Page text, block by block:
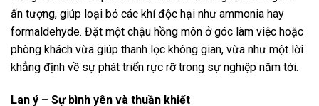
ấn tượng, giúp loại bỏ các khí độc hại như ammonia hay
formaldehyde. Đặt một chậu hồng môn ở góc làm việc hoặc
phòng khách vừa giúp thanh lọc không gian, vừa như một lời
khẳng định về sự phát triển rực rỡ trong sự nghiệp năm tới.
Lan ý – Sự bình yên và thuần khiết